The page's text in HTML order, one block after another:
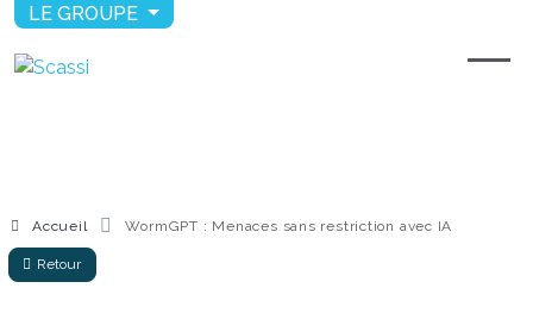
LE GROUPE
Accueil WormGPT : Menaces sans restriction avec IA
Retour